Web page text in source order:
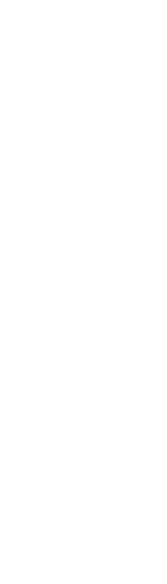
или екрана с уеб
толкова